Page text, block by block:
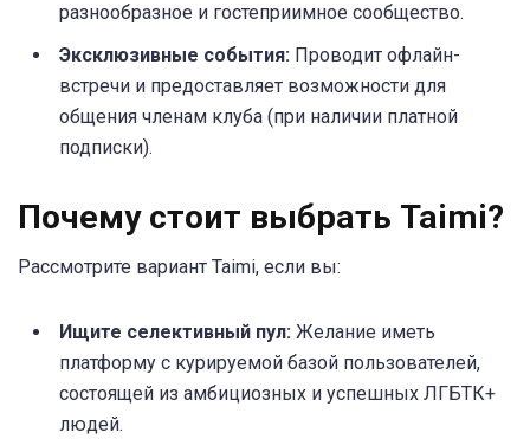
разнообразное и гостеприимное сообщество.
Эксклюзивные события: Проводит офлайн-
встречи и предоставляет возможности для
общения членам клуба (при наличии платной
подписки).
Почему стоит выбрать Taimi?
Рассмотрите вариант Taimi, если вы:
Ищите селективный пул: Желание иметь
платформу с курируемой базой пользователей,
состоящей из амбициозных и успешных ЛГБТК+
людей.